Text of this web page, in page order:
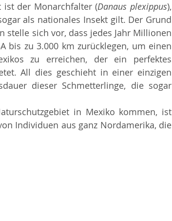
ist der Monarchfalter (Danaus plexippus),
als nationales Insekt gilt. Der Grund
stelle sich vor, dass jedes Jahr Millionen
bis zu 3.000 km zurücklegen, um einen
zu erreichen, der ein perfektes
All dies geschieht in einer einzigen
dieser Schmetterlinge, die sogar
in Mexiko kommen, ist
Individuen aus ganz Nordamerika, die